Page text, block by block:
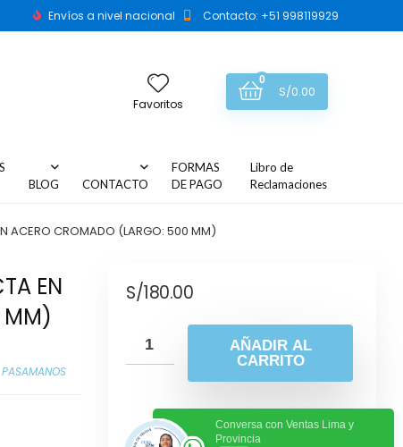
Envíos a nivel nacional Contacto: +51 998119929
Favoritos
0
S/0.00
BLOG
CONTACTO
FORMAS
DE PAGO
Libro de
Reclamaciones
ACERO CROMADO (LARGO: 500 MM)
EN
MM)
PASAMANOS
S/180.00
AÑADIR AL
CARRITO
Conversa con Ventas Lima y
Provincia